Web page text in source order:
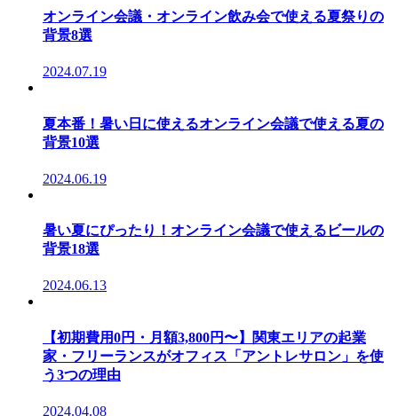
オンライン会議・オンライン飲み会で使える夏祭りの
背景8選
2024.07.19
夏本番！暑い日に使えるオンライン会議で使える夏の
背景10選
2024.06.19
暑い夏にぴったり！オンライン会議で使えるビールの
背景18選
2024.06.13
【初期費用0円・月額3,800円〜】関東エリアの起業
家・フリーランスがオフィス「アントレサロン」を使
う3つの理由
2024.04.08